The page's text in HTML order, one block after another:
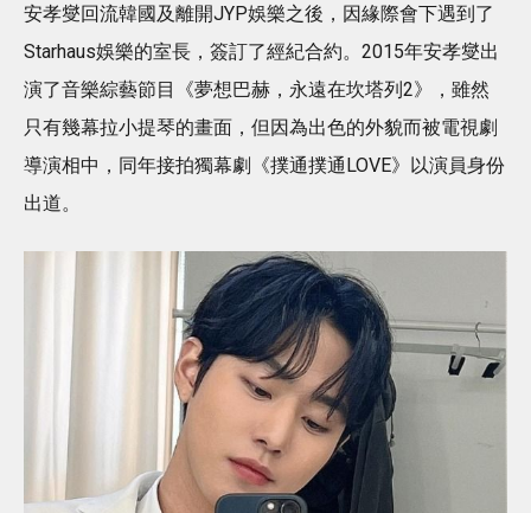
安孝燮回流韓國及離開JYP娛樂之後，因緣際會下遇到了
Starhaus娛樂的室長，簽訂了經紀合約。2015年安孝燮出
演了音樂綜藝節目《夢想巴赫，永遠在坎塔列2》，雖然
只有幾幕拉小提琴的畫面，但因為出色的外貌而被電視劇
導演相中，同年接拍獨幕劇《撲通撲通LOVE》以演員身份
出道。